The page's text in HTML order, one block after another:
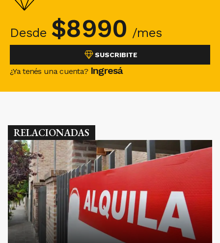
Desde $8990 /mes
SUSCRIBITE
¿Ya tenés una cuenta? Ingresá
RELACIONADAS